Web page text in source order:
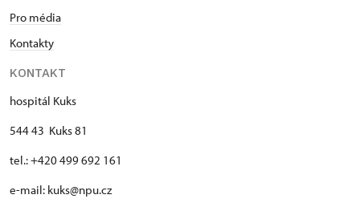
Pro média
Kontakty
KONTAKT
hospitál Kuks
544 43 Kuks 81
tel.: +420 499 692 161
e-mail: kuks@npu.cz